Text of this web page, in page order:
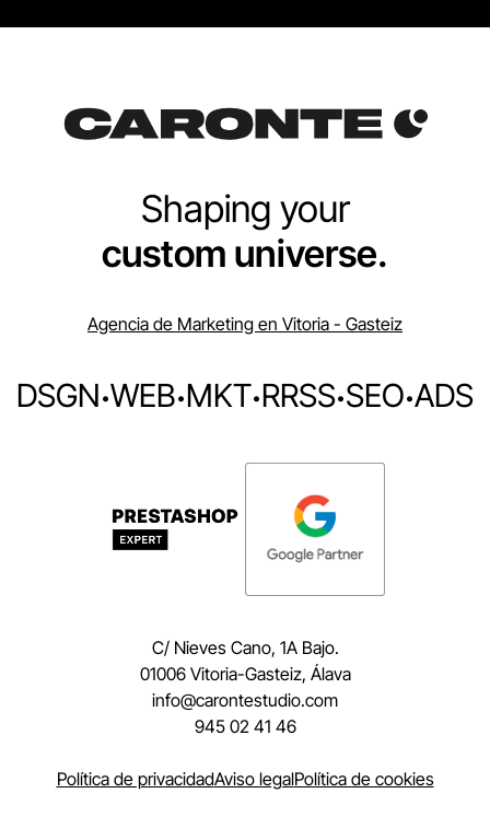
Shaping your
custom universe.
Agencia de Marketing en Vitoria - Gasteiz
DSGN·WEB·MKT·RRSS·SEO·ADS
C/ Nieves Cano, 1A Bajo.
01006 Vitoria-Gasteiz, Álava
moc.oidutsetnorac@ofni
945 02 41 46
Política de privacidadAviso legalPolítica de cookies